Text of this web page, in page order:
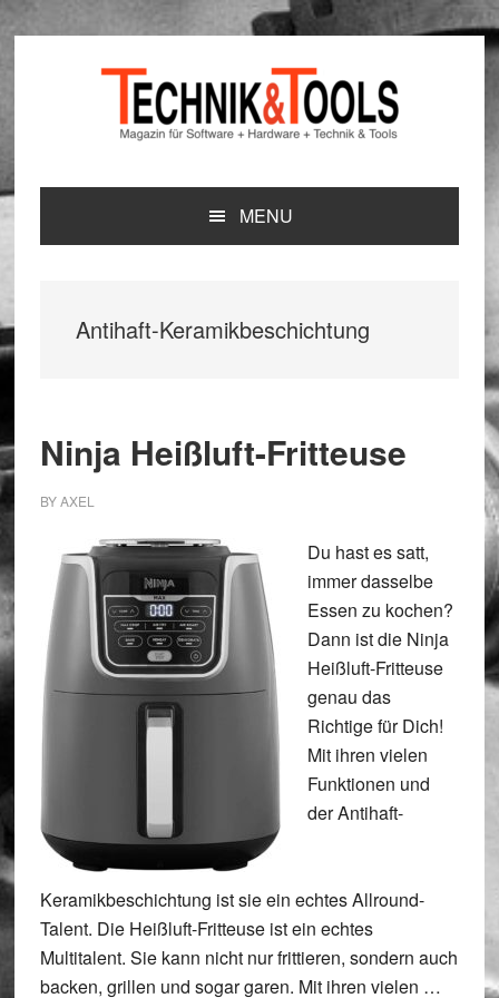
Zur
Hauptnavigation
Zum
Inhalt
Zur
Seitenspalte
MENU
Antihaft-Keramikbeschichtung
Ninja Heißluft-Fritteuse
BYAXEL
Du hast es satt,
immer dasselbe
Essen zu kochen?
Dann ist die Ninja
Heißluft-Fritteuse
genau das
Richtige für Dich!
Mit ihren vielen
Funktionen und
der Antihaft-
Keramikbeschichtung ist sie ein echtes Allround-
Talent. Die Heißluft-Fritteuse ist ein echtes
Multitalent. Sie kann nicht nur frittieren, sondern auch
backen, grillen und sogar garen. Mit ihren vielen …